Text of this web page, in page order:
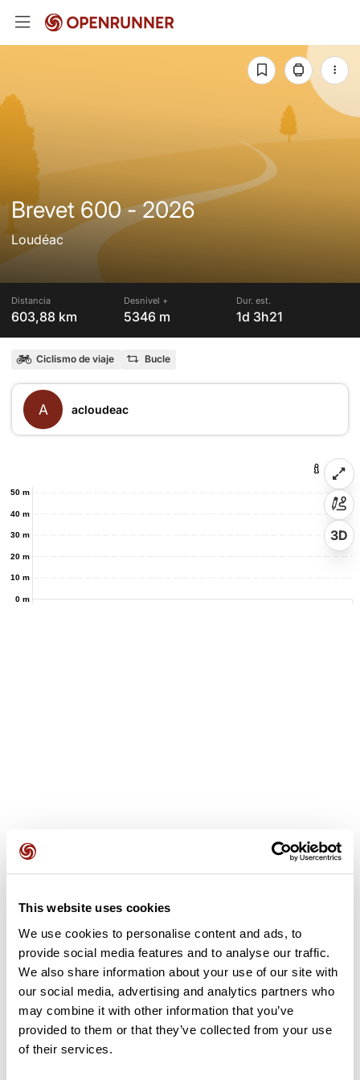
This website uses cookies
We use cookies to personalise content and ads, to
provide social media features and to analyse our traffic.
We also share information about your use of our site with
our social media, advertising and analytics partners who
may combine it with other information that you’ve
provided to them or that they’ve collected from your use
of their services.
Brevet 600 - 2026
Loudéac
Distancia
603,88 km
Desnivel +
5346 m
Dur. est.
1d 3h21
Ciclismo de viaje Bucle
A acloudeac
0 m
10 m
20 m
30 m
40 m
50 m
3D
Opiniones de los usuarios
Este recorrido aún no contiene opiniones. ¿Ya lo has
completado? ¡Deja la primera opinión!
Añadir una opinión